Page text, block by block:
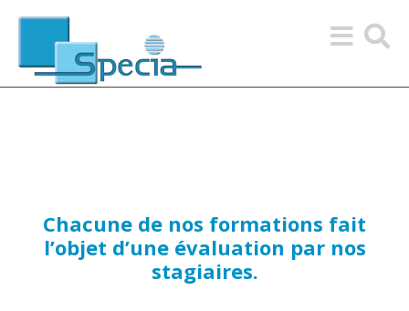
Toggle
search
Toggle
navigation
Chacune de nos formations fait
l’objet d’une évaluation par nos
stagiaires.